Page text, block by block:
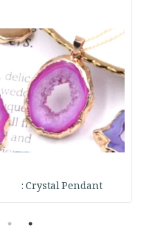
Crystal Pendant :
1
2